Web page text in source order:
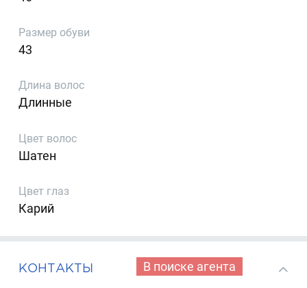
Размер обуви
43
Длина волос
Длинные
Цвет волос
Шатен
Цвет глаз
Карий
КОНТАКТЫ В поиске агента